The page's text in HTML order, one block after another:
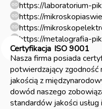
https://laboratorium-
https://
https://
https://metalografia-
Certyfikacja ISO 9001
Nasza firma posiada
potwierdzający zgodność
jakością z
dowód naszego
standardów jakości